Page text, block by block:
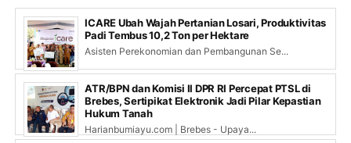
ICARE Ubah Wajah Pertanian Losari, Produktivitas
Padi Tembus 10,2 Ton per Hektare
Asisten Perekonomian dan Pembangunan Se...
ATR/BPN dan Komisi II DPR RI Percepat PTSL di
Brebes, Sertipikat Elektronik Jadi Pilar Kepastian
Hukum Tanah
Harianbumiayu.com | Brebes - Upaya...